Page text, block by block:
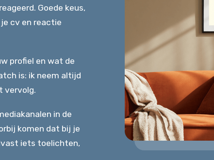
Goede keus,
cv en reactie
profiel en wat de
is: ik neem altijd
vervolg.
in de
komen dat bij je
iets toelichten,